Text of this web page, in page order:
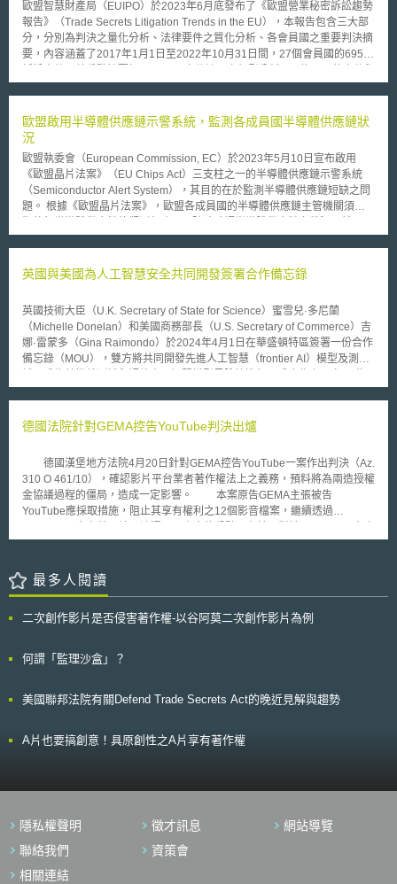
歐盟智慧財產局（EUIPO）於2023年6月底發布了《歐盟營業秘密訴訟趨勢
報告》（Trade Secrets Litigation Trends in the EU），本報告包含三大部
分，分別為判決之量化分析、法律要件之質化分析、各會員國之重要判決摘
要，內容涵蓋了2017年1月1日至2022年10月31日間，27個會員國的695個
離職員工有關。 2、約17%的案件與商業合作對象有關。 3、約30%的案件
原告以該離職員工及該公司為被告的情況）。 二、案件涉及之營業秘密標
的分析（同一訴訟案件可能包含多個標的） 1、約62%的標的為「商業性營
客戶名單等供應鏈「下游資訊」（downstream information）占31%最多；
定價模式及會計資料等「財務資訊」占13%次之。 2、約33%的標的為「技
術性營業秘密」，其中有19%與「製程」（manufacturing process）有
關。 3、僅3%的標的為原型（prototypes）或尚未公開的產品設計。 三、
32%。其中最常涉訟的子產業別為「機械設備製造業」（manufacture of
chemicals and chemical products）。 2、排名第二的產業別為「批發及零
售業；汽機車維修業」（wholesale and retail trade；repair of motor
vehicles and motorcycles）占11%。 3、排名第三的產業別為「金融及保
險業」（financial and insurance activities）及「專業、科學及技術服務
業」（professional, scientific and technical activities），分別占7%。
四、被告提出之抗辯分析 報告中指出，原告提出之營業秘密主張被法院採
認的比例僅27%，有約73%的案件法院最終是做出有利於被告的認定。而被
告最常提出的抗辯，第一為抗辯原告所主張之系爭資訊是普遍共知
（generally known），不具備秘密性；第二為抗辯原告未採取合理保密措
出，營業秘密所有人若要強化契約措施（如保密協議）於訴訟中的證明力，
應明確識別與界定系爭營業秘密的範圍。因此，企業應建立營業秘密管理的
整體政策（譬如與員工簽訂之勞動契約中，應明確界定其保密義務範圍；員
工離職時應落實離職面談，再次提醒員工應遵守的保密義務範圍等），以便
歐盟啟用半導體供應鏈示警系統，監測各成員國半導體供應鏈狀
況
歐盟執委會（European Commission, EC）於2023年5月10日宣布啟用
《歐盟晶片法案》（EU Chips Act）三支柱之一的半導體供應鏈示警系統
（Semiconductor Alert System），其目的在於監測半導體供應鏈短缺之問
題。 根據《歐盟晶片法案》，歐盟各成員國的半導體供應鏈主管機關須定
由於歐盟係由眾多不同的國家所組成，各成員國間訊息的流通相比於其他單
供應鏈資訊以解決上述問題。在此系統中，私人企業得單獨對所處產業中的
Expert Group, ESEG），協助收集各半導體產業與成員國所回報之訊息，
除將其用於建立風險評估外，亦彙整並分析成有價值的資訊後再分享給各成
員國。 若資訊收集完成後，ESEG或EC察覺歐盟確實有發生半導體供應鏈
崩潰的危險，EC將召開特別委員會會議（extraordinary board
英國與美國為人工智慧安全共同開發簽署合作備忘錄
英國技術大臣（U.K. Secretary of State for Science）蜜雪兒·多尼蘭
（Michelle Donelan）和美國商務部長（U.S. Secretary of Commerce）吉
娜·雷蒙多（Gina Raimondo）於2024年4月1日在華盛頓特區簽署一份合作
備忘錄（MOU），雙方將共同開發先進人工智慧（frontier AI）模型及測
備忘錄之簽署，是為履行2023年11月在英國的布萊切利公園（Bletchley
如先進AI的急速進步及濫用風險、開發者應負責任地測試和評估應採取之適
聯合活動： 1.制定模型評估的共用框架（model evaluations），包括基礎
方法（underpinning methodologies）、基礎設施（infrastructures）和流
程（processes）。 2.對可公開近用模型執行至少一次聯合測試演習（joint
testing exercise）。 3.在人工智慧安全技術研究方面進行合作，以推進先進
資訊。 換言之，兩國的機構將共同制定人工智慧安全測試之國際標準，以
及適用於先進人工智慧模型設計、開發、部署、使用之其他標準。確立一套
通用人工智慧安全測試方法，並向其他合作夥伴分享該能力，以確保能夠有
風險，並利用這項技術幫助人類過上更好的生活。
德國法院針對GEMA控告YouTube判決出爐
德國漢堡地方法院4月20日針對GEMA控告YouTube一案作出判決（Az.
310 O 461/10），確認影片平台業者著作權法上之義務，預料將為兩造授權
金協議過程的僵局，造成一定影響。 本案原告GEMA主張被告
YouTube應採取措施，阻止其享有權利之12個影音檔案，繼續透過
由網友上傳、且涉嫌侵害著作權的影片內容，被告移除及防止侵害的責任範
人，無法以德國電信服務法（TMG）第7條規定，課予其侵權行為人責任
（Täterhaftung）。但被告因提供、經營平台，對著作權侵害有所「貢
事的情況下，才負擔移除或阻斷網路接取的義務；而當平台業者收到著作權
權行為再發生。然而，法院也強調，平台業者只負擔「合理」的檢查及管控
Content-ID」，防止特定的侵權內容再次發生。另YouTube也負擔加裝文字
據了解，雙方均發表聲明對此判決結果表示肯定。除原告得以主張其所享有
的著作權外，YouTube也認為法院明確界定影視平台業者應作為的義務範
最多人閱讀
二次創作影片是否侵害著作權-以谷阿莫二次創作影片為例
何謂「監理沙盒」？
美國聯邦法院有關Defend Trade Secrets Act的晚近見解與趨勢
A片也要搞創意！具原創性之A片享有著作權
隱私權聲明 徵才訊息
網站導覽
聯絡我們
資策會
相關連結